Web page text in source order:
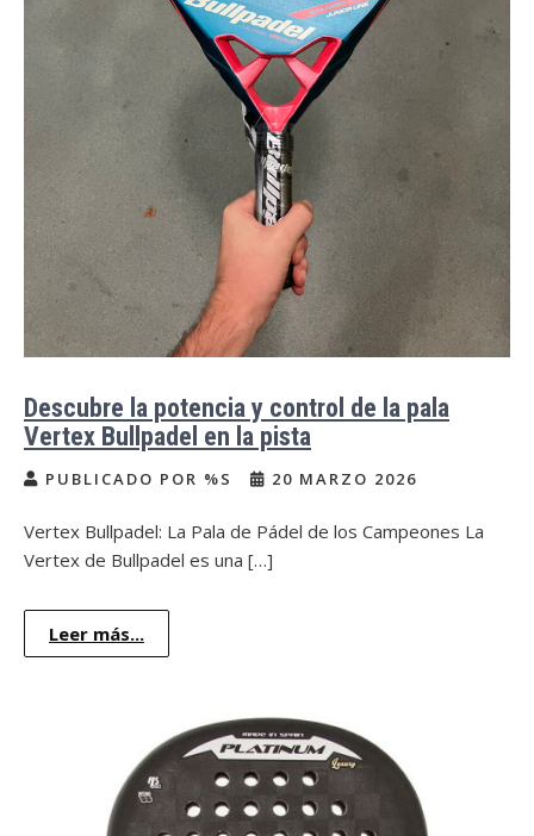
Descubre la potencia y control de la pala
Vertex Bullpadel en la pista
PUBLICADO POR %S 20 MARZO 2026
Vertex Bullpadel: La Pala de Pádel de los Campeones La
Vertex de Bullpadel es una […]
Leer más...